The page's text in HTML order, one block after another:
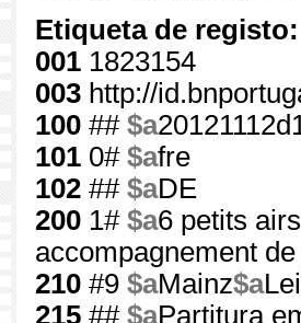
Etiqueta de registo:
001 1823154
003 http://
100 ## $a
101 0# $afre
102 ## $aDE
200 1# $a6 petits
accompagnement
210 #9 $aMainz$a
215 ## $aPartitura